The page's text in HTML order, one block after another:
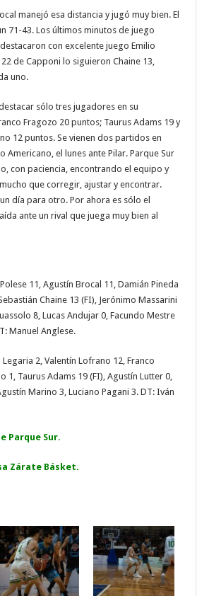
manejó esa distancia y jugó muy bien. El
71-43. Los últimos minutos de juego
con excelente juego Emilio
de Capponi lo siguieron Chaine 13,
uno.
sólo tres jugadores en su
Fragozo 20 puntos; Taurus Adams 19 y
12 puntos. Se vienen dos partidos en
Americano, el lunes ante Pilar. Parque Sur
con paciencia, encontrando el equipo y
que corregir, ajustar y encontrar.
día para otro. Por ahora es sólo el
ante un rival que juega muy bien al
11, Agustín Brocal 11, Damián Pineda
Chaine 13 (FI), Jerónimo Massarini
8, Lucas Andujar 0, Facundo Mestre
Manuel Anglese.
2, Valentín Lofrano 12, Franco
1, Taurus Adams 19 (FI), Agustín Lutter 0,
Marino 3, Luciano Pagani 3. DT: Iván
Parque Sur.
Zárate Básket.